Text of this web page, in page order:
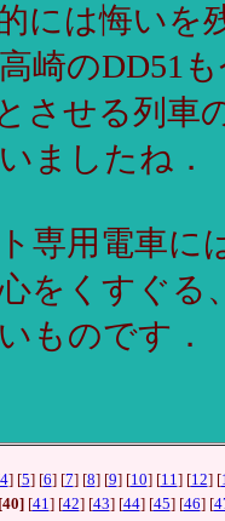
には悔いを
崎のDD51
させる列車
ましたね．
専用電車に
をくすぐる
ものです．
4] [5] [6] [7] [8] [9] [10] [11] [12] [
[40][41] [42] [43] [44] [45] [46] [